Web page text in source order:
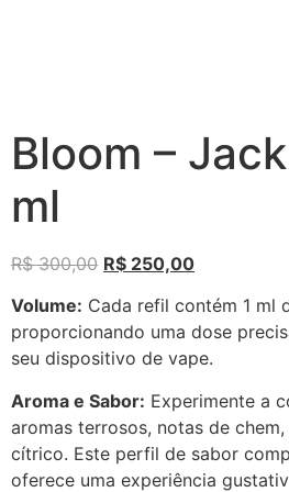
Bloom –
ml
R$300,00 R$ 250,00
Volume: Cada refil contém 1 ml
proporcionando uma dose
seu dispositivo de vape.
Aroma e Sabor: Experimente a
aromas terrosos, notas de
cítrico. Este perfil de sabor
oferece uma experiência